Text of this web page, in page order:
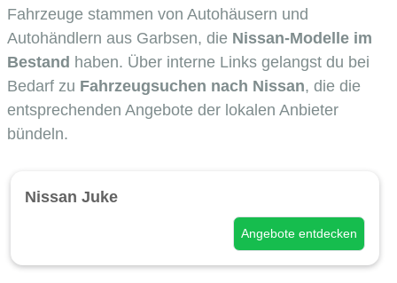
Fahrzeuge stammen von Autohäusern und
Autohändlern aus Garbsen, die Nissan-Modelle im
Bestand haben. Über interne Links gelangst du bei
Bedarf zu Fahrzeugsuchen nach Nissan, die die
entsprechenden Angebote der lokalen Anbieter
bündeln.
Nissan Juke
Angebote entdecken